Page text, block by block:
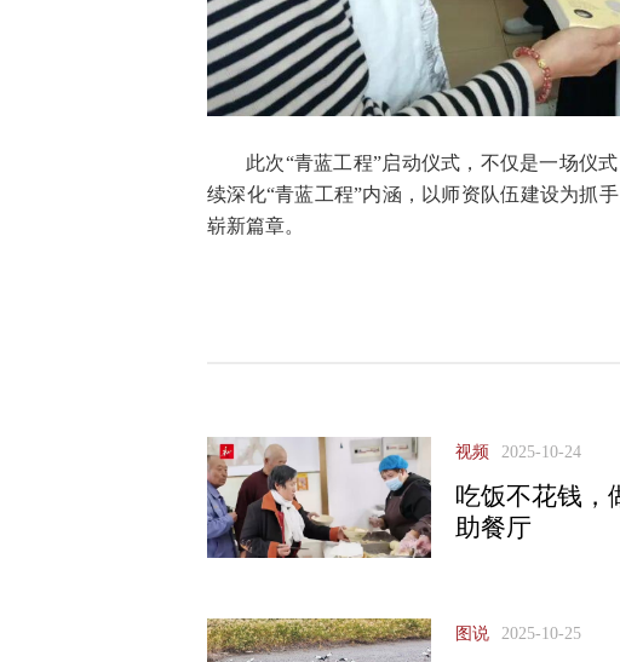
此次“青蓝工程”启动仪式，不仅是一场仪
续深化“青蓝工程”内涵，以师资队伍建设为抓
崭新篇章。
视频 2025-10-24
吃饭不花钱，
助餐厅
图说 2025-10-25